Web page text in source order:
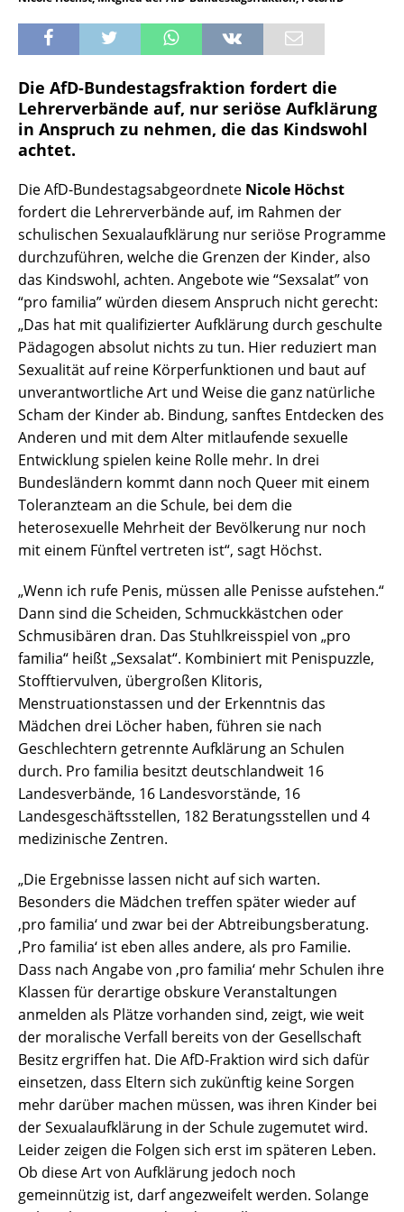
Die AfD-Bundestagsfraktion fordert die
Lehrerverbände auf, nur seriöse Aufklärung
in Anspruch zu nehmen, die das Kindswohl
achtet.
Die AfD-Bundestagsabgeordnete Nicole Höchst
fordert die Lehrerverbände auf, im Rahmen der
schulischen Sexualaufklärung nur seriöse Programme
durchzuführen, welche die Grenzen der Kinder, also
das Kindswohl, achten. Angebote wie “Sexsalat” von
“pro familia” würden diesem Anspruch nicht gerecht:
„Das hat mit qualifizierter Aufklärung durch geschulte
Pädagogen absolut nichts zu tun. Hier reduziert man
Sexualität auf reine Körperfunktionen und baut auf
unverantwortliche Art und Weise die ganz natürliche
Scham der Kinder ab. Bindung, sanftes Entdecken des
Anderen und mit dem Alter mitlaufende sexuelle
Entwicklung spielen keine Rolle mehr. In drei
Bundesländern kommt dann noch Queer mit einem
Toleranzteam an die Schule, bei dem die
heterosexuelle Mehrheit der Bevölkerung nur noch
mit einem Fünftel vertreten ist“, sagt Höchst.
„Wenn ich rufe Penis, müssen alle Penisse aufstehen.“
Dann sind die Scheiden, Schmuckkästchen oder
Schmusibären dran. Das Stuhlkreisspiel von „pro
familia“ heißt „Sexsalat“. Kombiniert mit Penispuzzle,
Stofftiervulven, übergroßen Klitoris,
Menstruationstassen und der Erkenntnis das
Mädchen drei Löcher haben, führen sie nach
Geschlechtern getrennte Aufklärung an Schulen
durch. Pro familia besitzt deutschlandweit 16
Landesverbände, 16 Landesvorstände, 16
Landesgeschäftsstellen, 182 Beratungsstellen und 4
medizinische Zentren.
„Die Ergebnisse lassen nicht auf sich warten.
Besonders die Mädchen treffen später wieder auf
‚pro familia‘ und zwar bei der Abtreibungsberatung.
‚Pro familia‘ ist eben alles andere, als pro Familie.
Dass nach Angabe von ‚pro familia‘ mehr Schulen ihre
Klassen für derartige obskure Veranstaltungen
anmelden als Plätze vorhanden sind, zeigt, wie weit
der moralische Verfall bereits von der Gesellschaft
Besitz ergriffen hat. Die AfD-Fraktion wird sich dafür
einsetzen, dass Eltern sich zukünftig keine Sorgen
mehr darüber machen müssen, was ihren Kinder bei
der Sexualaufklärung in der Schule zugemutet wird.
Leider zeigen die Folgen sich erst im späteren Leben.
Ob diese Art von Aufklärung jedoch noch
gemeinnützig ist, darf angezweifelt werden. Solange